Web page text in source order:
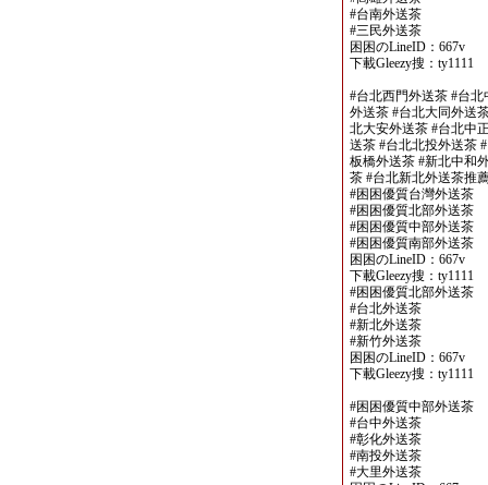
#台南外送茶
#三民外送茶
困困のLineID：667v
下載Gleezy搜：ty1111
#台北西門外送茶 #台
外送茶 #台北大同外送
北大安外送茶 #台北中
送茶 #台北北投外送茶
板橋外送茶 #新北中和
茶 #台北新北外送茶推
#困困優質台灣外送茶
#困困優質北部外送茶
#困困優質中部外送茶
#困困優質南部外送茶
困困のLineID：667v
下載Gleezy搜：ty1111
#困困優質北部外送茶
#台北外送茶
#新北外送茶
#新竹外送茶
困困のLineID：667v
下載Gleezy搜：ty1111
#困困優質中部外送茶
#台中外送茶
#彰化外送茶
#南投外送茶
#大里外送茶